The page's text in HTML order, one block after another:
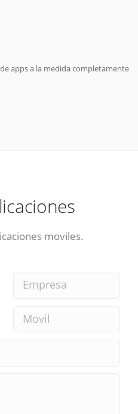
apps a la medida completamente
moviles.